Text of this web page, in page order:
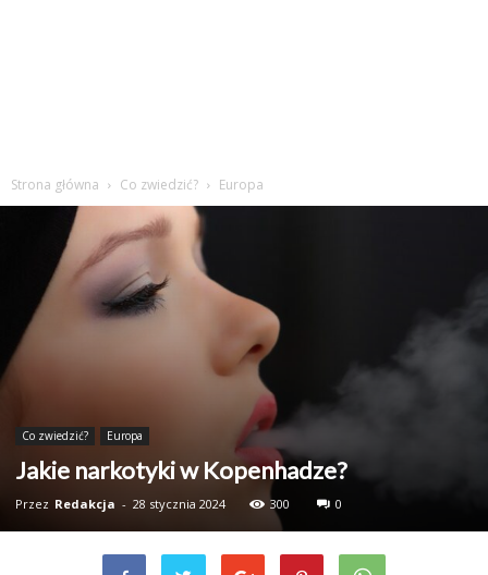
Strona główna Co zwiedzić? Europa
Co zwiedzić? Europa
Jakie narkotyki w Kopenhadze?
Przez Redakcja - 28 stycznia 2024 300 0